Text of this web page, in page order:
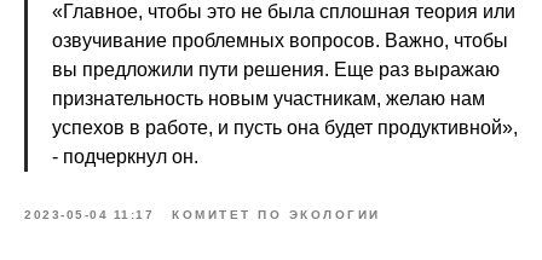
«Главное, чтобы это не была сплошная теория или
озвучивание проблемных вопросов. Важно, чтобы
вы предложили пути решения. Еще раз выражаю
признательность новым участникам, желаю нам
успехов в работе, и пусть она будет продуктивной»,
- подчеркнул он.
2023-05-04 11:17 КОМИТЕТ ПО ЭКОЛОГИИ